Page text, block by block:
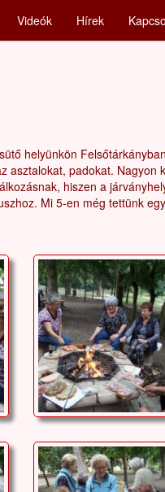
Videók Hírek
helyünkön
padokat. Nagyon
hiszen a
Mi 5-en még tettünk